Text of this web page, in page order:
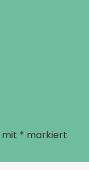
mit * markiert